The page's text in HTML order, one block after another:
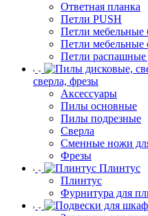
Ответная планка
Петли PUSH
Петли мебельные
Петли мебельные
Петли распашные
сверла, фрезы
Аксессуары
Пилы основные
Пилы подрезные
Сверла
Сменные ножи
Фрезы
Плинтус
Плинтус
Фурнитура для